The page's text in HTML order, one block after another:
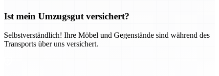
Ist mein Umzugsgut versichert?
Selbstverständlich! Ihre Möbel und Gegenstände sind während des
Transports über uns versichert.